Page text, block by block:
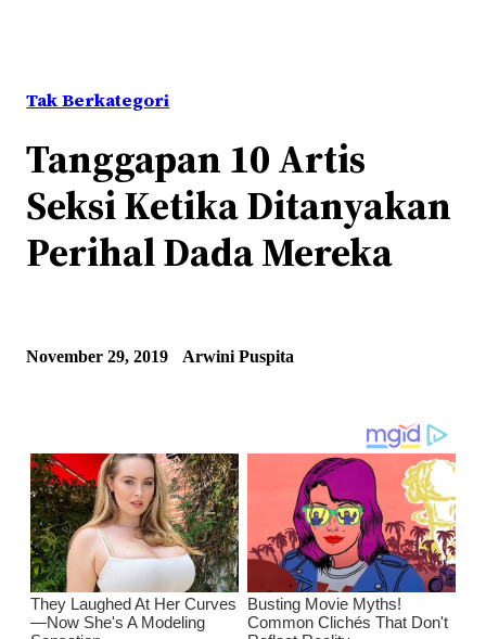
Tak Berkategori
Tanggapan 10 Artis
Seksi Ketika Ditanyakan
Perihal Dada Mereka
November 29, 2019 Arwini Puspita